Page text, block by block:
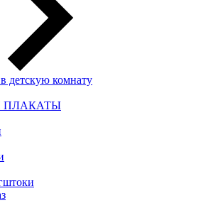
детскую комнату
ПЛАКАТЫ